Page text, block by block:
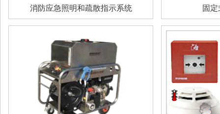
消防应急照明和疏散指示系统 固